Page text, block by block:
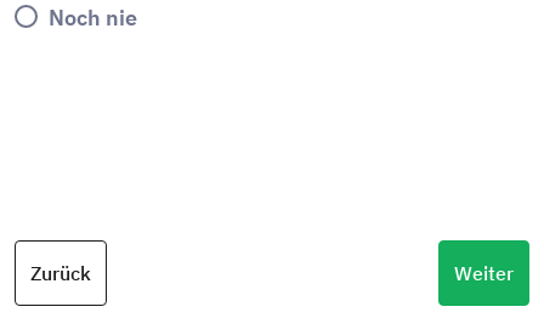
Noch nie
Zurück Weiter